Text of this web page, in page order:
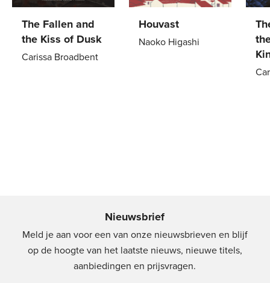
The Fallen and
the Kiss of Dusk
Carissa Broadbent
Houvast
Naoko Higashi
Nieuwsbrief
Meld je aan voor een van onze nieuwsbrieven en blijf
op de hoogte van het laatste nieuws, nieuwe titels,
aanbiedingen en prijsvragen.